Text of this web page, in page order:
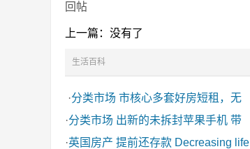
回帖
上一篇：没有了
生活百科
·分类市场 市核心多套好房短租，无
·分类市场 出新的未拆封苹果手机 带
·英国房产 提前还存款 Decreasing life